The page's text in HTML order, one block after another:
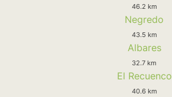
46.2 km
Negredo
43.5 km
Albares
32.7 km
El Recuenco
40.6 km